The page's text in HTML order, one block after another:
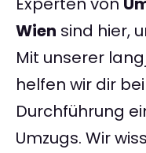
Wien sind hier,
Mit unserer
helfen wir dir
Durchführung
Umzugs. Wir